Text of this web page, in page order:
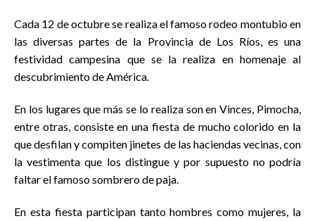
Cada 12 de octubre se realiza el famoso rodeo montubio en
las diversas partes de la Provincia de Los Ríos, es una
festividad campesina que se la realiza en homenaje al
descubrimiento de América.
En los lugares que más se lo realiza son en Vinces, Pimocha,
entre otras, consiste en una fiesta de mucho colorido en la
que desfilan y compiten jinetes de las haciendas vecinas, con
la vestimenta que los distingue y por supuesto no podría
faltar el famoso sombrero de paja.
En esta fiesta participan tanto hombres como mujeres, la